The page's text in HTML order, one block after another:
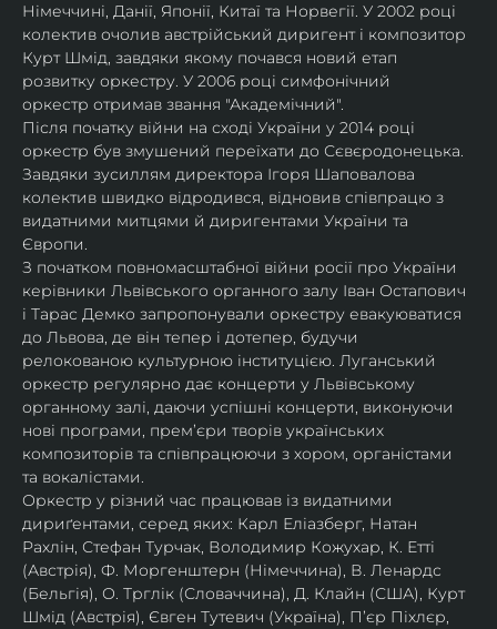
Німеччині, Данії, Японії, Китаї та Норвегії. У 2002 році
колектив очолив австрійський диригент і композитор
Курт Шмід, завдяки якому почався новий етап
розвитку оркестру. У 2006 році симфонічний
оркестр отримав звання "Академічний".
Після початку війни на сході України у 2014 році
оркестр був змушений переїхати до Сєвєродонецька.
Завдяки зусиллям директора Ігоря Шаповалова
колектив швидко відродився, відновив співпрацю з
видатними митцями й диригентами України та
Європи.
З початком повномасштабної війни росії про України
керівники Львівського органного залу Іван Остапович
і Тарас Демко запропонували оркестру евакуюватися
до Львова, де він тепер і дотепер, будучи
релокованою культурною інституцією. Луганський
оркестр регулярно дає концерти у Львівському
органному залі, даючи успішні концерти, виконуючи
нові програми, прем’єри творів українських
композиторів та співпрацюючи з хором, органістами
та вокалістами.
Оркестр у різний час працював із видатними
дириґентами, серед яких: Карл Еліазберг, Натан
Рахлін, Стефан Турчак, Володимир Кожухар, К. Етті
(Австрія), Ф. Моргенштерн (Німеччина), В. Ленардс
(Бельгія), О. Трглік (Словаччина), Д. Клайн (США), Курт
Шмід (Австрія), Євген Тутевич (Україна), П’єр Піхлєр,